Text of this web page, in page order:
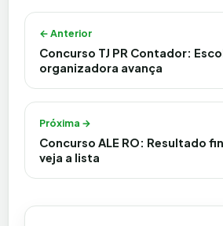
Navegação de Post
← Anterior
Concurso TJ PR Contador:
organizadora avança
Próxima →
Concurso ALE RO: Resultado
veja a lista